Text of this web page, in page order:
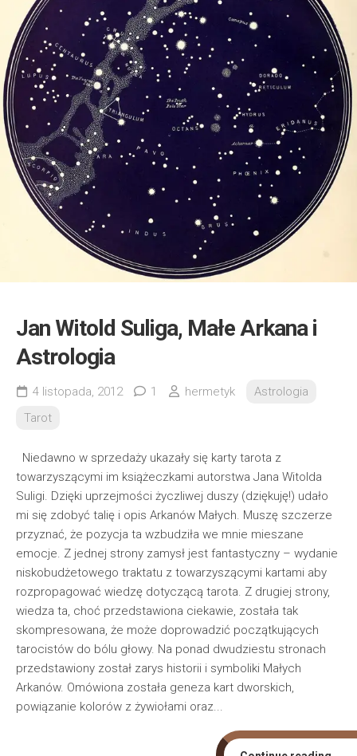
Jan Witold Suliga, Małe Arkana i
Astrologia
4 listopada, 2012 1 hermetyk
Astrologia
Tarot
Niedawno w sprzedaży ukazały się karty tarota z
towarzyszącymi im książeczkami autorstwa Jana Witolda
Suligi. Dzięki uprzejmości życzliwej duszy (dziękuję!) udało
mi się zdobyć talię i opis Arkanów Małych. Muszę szczerze
przyznać, że pozycja ta wzbudziła we mnie mieszane
emocje. Z jednej strony zamysł jest fantastyczny – wydanie
niskobudżetowego traktatu z towarzyszącymi kartami aby
rozpropagować wiedzę dotyczącą tarota. Z drugiej strony,
wiedza ta, choć przedstawiona ciekawie, została tak
skompresowana, że może doprowadzić początkujących
tarocistów do bólu głowy. Na ponad dwudziestu stronach
przedstawiony został zarys historii i symboliki Małych
Arkanów. Omówiona została geneza kart dworskich,
powiązanie kolorów z żywiołami oraz...